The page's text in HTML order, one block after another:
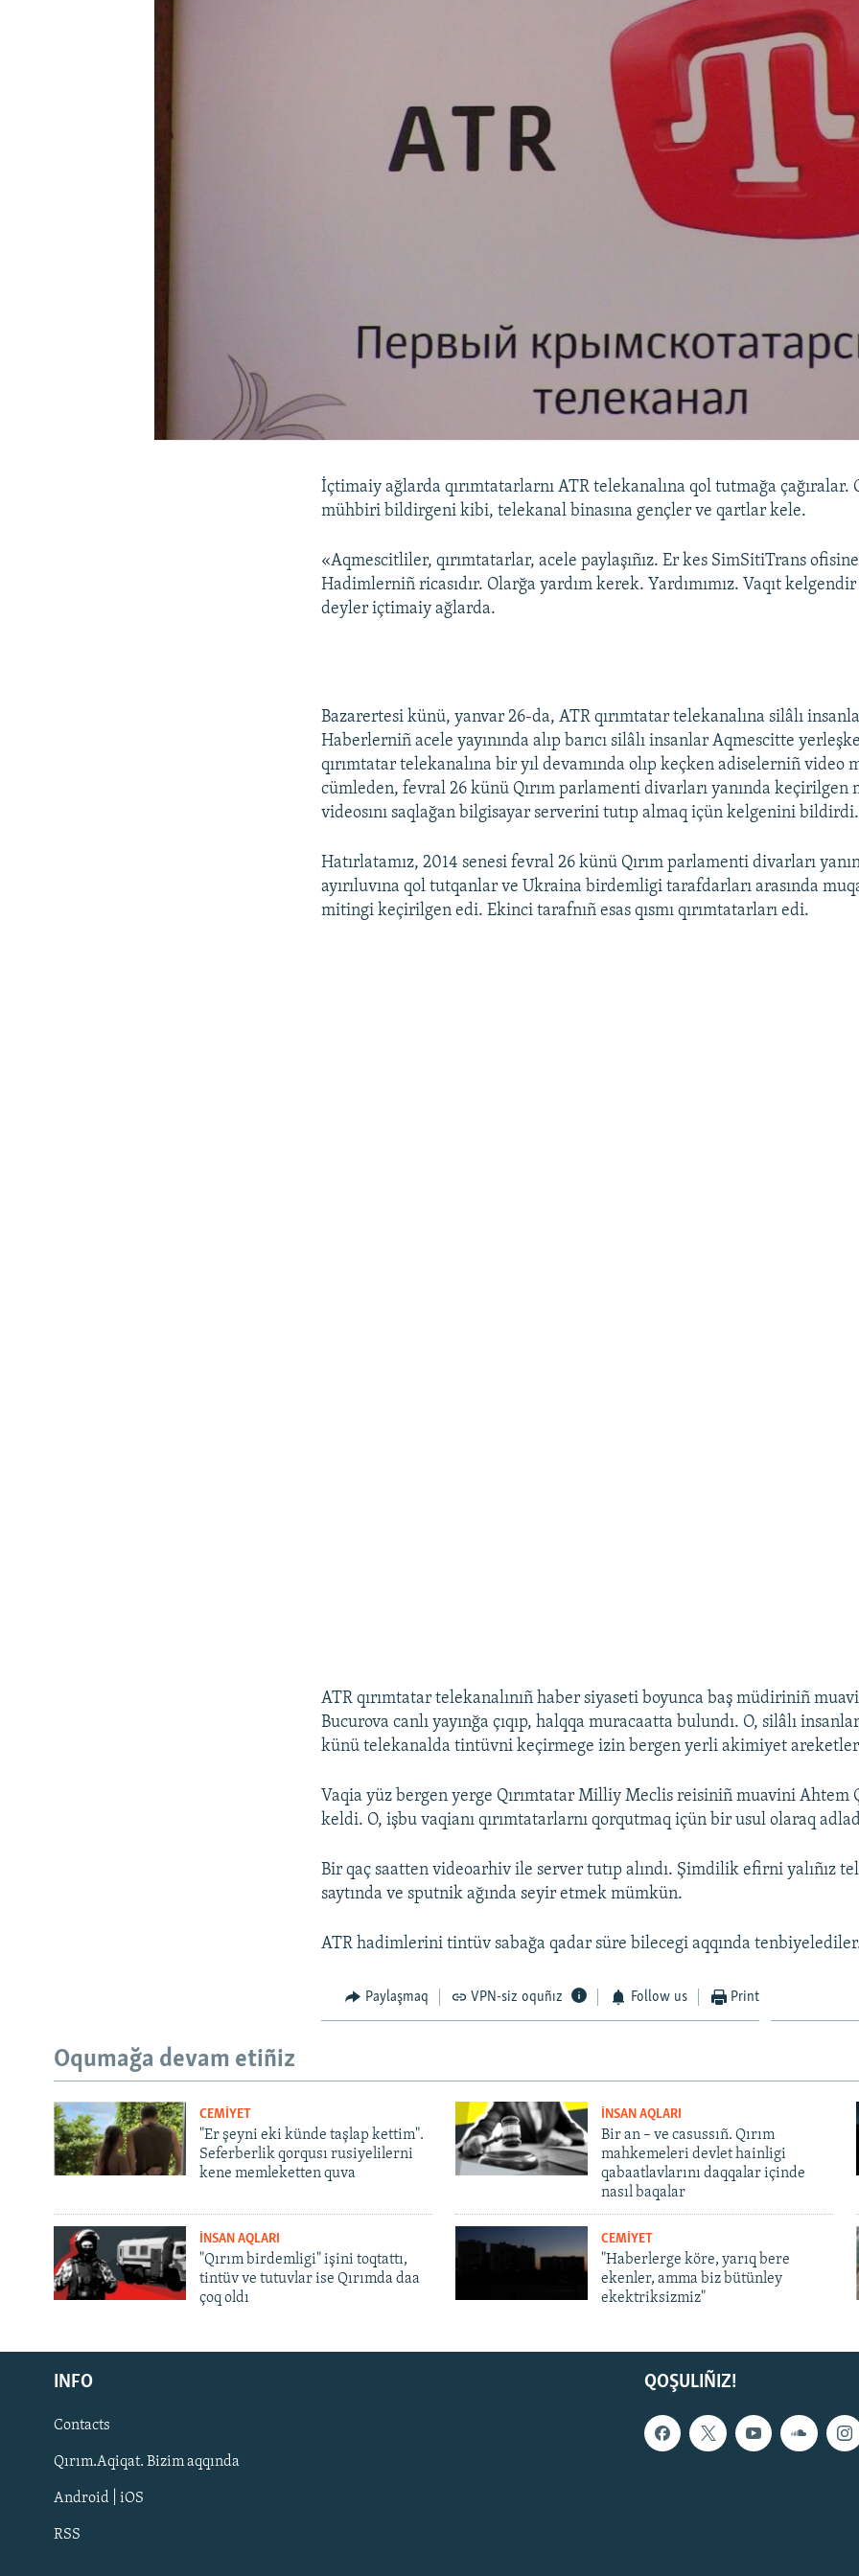
Русский
Українською
QOŞULIÑIZ!
İçtimaiy ağlarda qırımtatarlarnı ATR telekanalına qol tutmağa çağıralar.
mühbiri bildirgeni kibi, telekanal binasına gençler ve qartlar kele.
«Aqmescitliler, qırımtatarlar, acele paylaşıñız. Er kes SimSitiTrans
Hadimlerniñ ricasıdır. Olarğa yardım kerek. Yardımımız. Vaqıt
deyler içtimaiy ağlarda.
Bazarertesi künü, yanvar 26-da, ATR qırımtatar telekanalına silâlı
Haberlerniñ acele yayınında alıp barıcı silâlı insanlar Aqmescitte
qırımtatar telekanalına bir yıl devamında olıp keçken adiselerniñ video
cümleden, fevral 26 künü Qırım parlamenti divarları yanında keçirilgen
videosını saqlağan bilgisayar serverini tutıp almaq içün kelgenini bildirdi.
Hatırlatamız, 2014 senesi fevral 26 künü Qırım parlamenti divarları
ayırıluvına qol tutqanlar ve Ukraina birdemligi tarafdarları arasında
mitingi keçirilgen edi. Ekinci tarafnıñ esas qısmı qırımtatarları edi.
ATR qırımtatar telekanalınıñ haber siyaseti boyunca baş müdiriniñ
Bucurova canlı yayınğa çıqıp, halqqa muracaatta bulundı. O, silâlı
künü telekanalda tintüvni keçirmege izin bergen yerli akimiyet
Vaqia yüz bergen yerge Qırımtatar Milliy Meclis reisiniñ muavini Ahtem
keldi. O, işbu vaqianı qırımtatarlarnı qorqutmaq içün bir usul olaraq
Bir qaç saatten videoarhiv ile server tutıp alındı. Şimdilik efirni yalıñız
saytında ve sputnik ağında seyir etmek mümkün.
ATR hadimlerini tintüv sabağa qadar süre bilecegi aqqında
Paylaşmaq VPN-siz oquñız Follow us Print
Oqumağa devam etiñiz
CEMİYET
"Er şeyni eki künde taşlap kettim".
Seferberlik qorqusı rusiyelilerni
kene memleketten quva
İNSAN AQLARI
Bir an – ve casussıñ. Qırım
mahkemeleri devlet hainligi
qabaatlavlarını daqqalar içinde
nasıl baqalar
İNSAN AQLARI
"Qırım birdemligi" işini toqtattı,
tintüv ve tutuvlar ise Qırımda daa
çoq oldı
CEMİYET
"Haberlerge köre, yarıq bere
ekenler, amma biz bütünley
ekektriksizmiz"
QOŞULIÑIZ!
INFO
Contacts
Qırım.Aqiqat. Bizim aqqında
Android | iOS
RSS